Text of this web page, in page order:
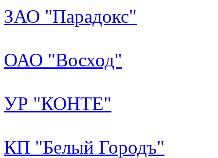
ЗАО "Парадокс"
ОАО "Восход"
УР "КОНТЕ"
КП "Белый Городъ"